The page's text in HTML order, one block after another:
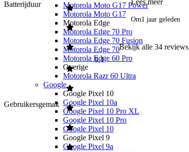
Motorola Moto G17 Power
Motorola Moto G17
Motorola Edge
Motorola Edge 70 Pro
Motorola Edge 70 Fusion
Motorola Edge 70
Motorola Edge 60 Pro
Overige
Motorola Razr 60 Ultra
Google
Google Pixel 10
Google Pixel 10a
Google Pixel 10 Pro XL
Google Pixel 10 Pro
Google Pixel 10
Google Pixel 9
Google Pixel 9a
Batterijduur
Gebruikersgemak
9,1
Om1 jaar geleden
Bekijk alle 34 reviews